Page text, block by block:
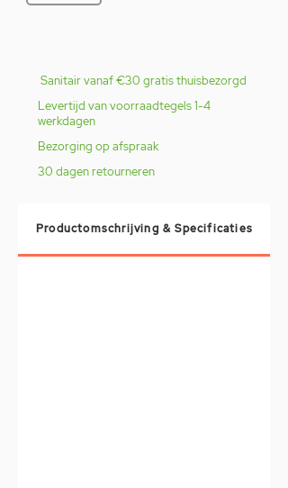
Sanitair vanaf €30 gratis thuisbezorgd
Levertijd van voorraadtegels 1-4
werkdagen
Bezorging op afspraak
30 dagen retourneren
Productomschrijving & Specificaties